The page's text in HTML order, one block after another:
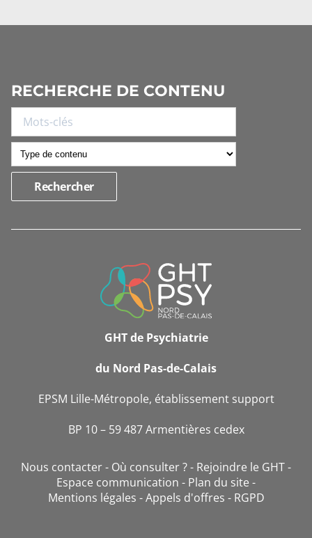
RECHERCHE DE CONTENU
INFORMATIONS
GHT de Psychiatrie
du Nord Pas-de-Calais
EPSM Lille-Métropole, établissement support
BP 10 – 59 487 Armentières cedex
Nous contacter Où consulter ?
Rejoindre le GHT
Espace communication
Plan du site
Mentions légales
Appels d'offres RGPD